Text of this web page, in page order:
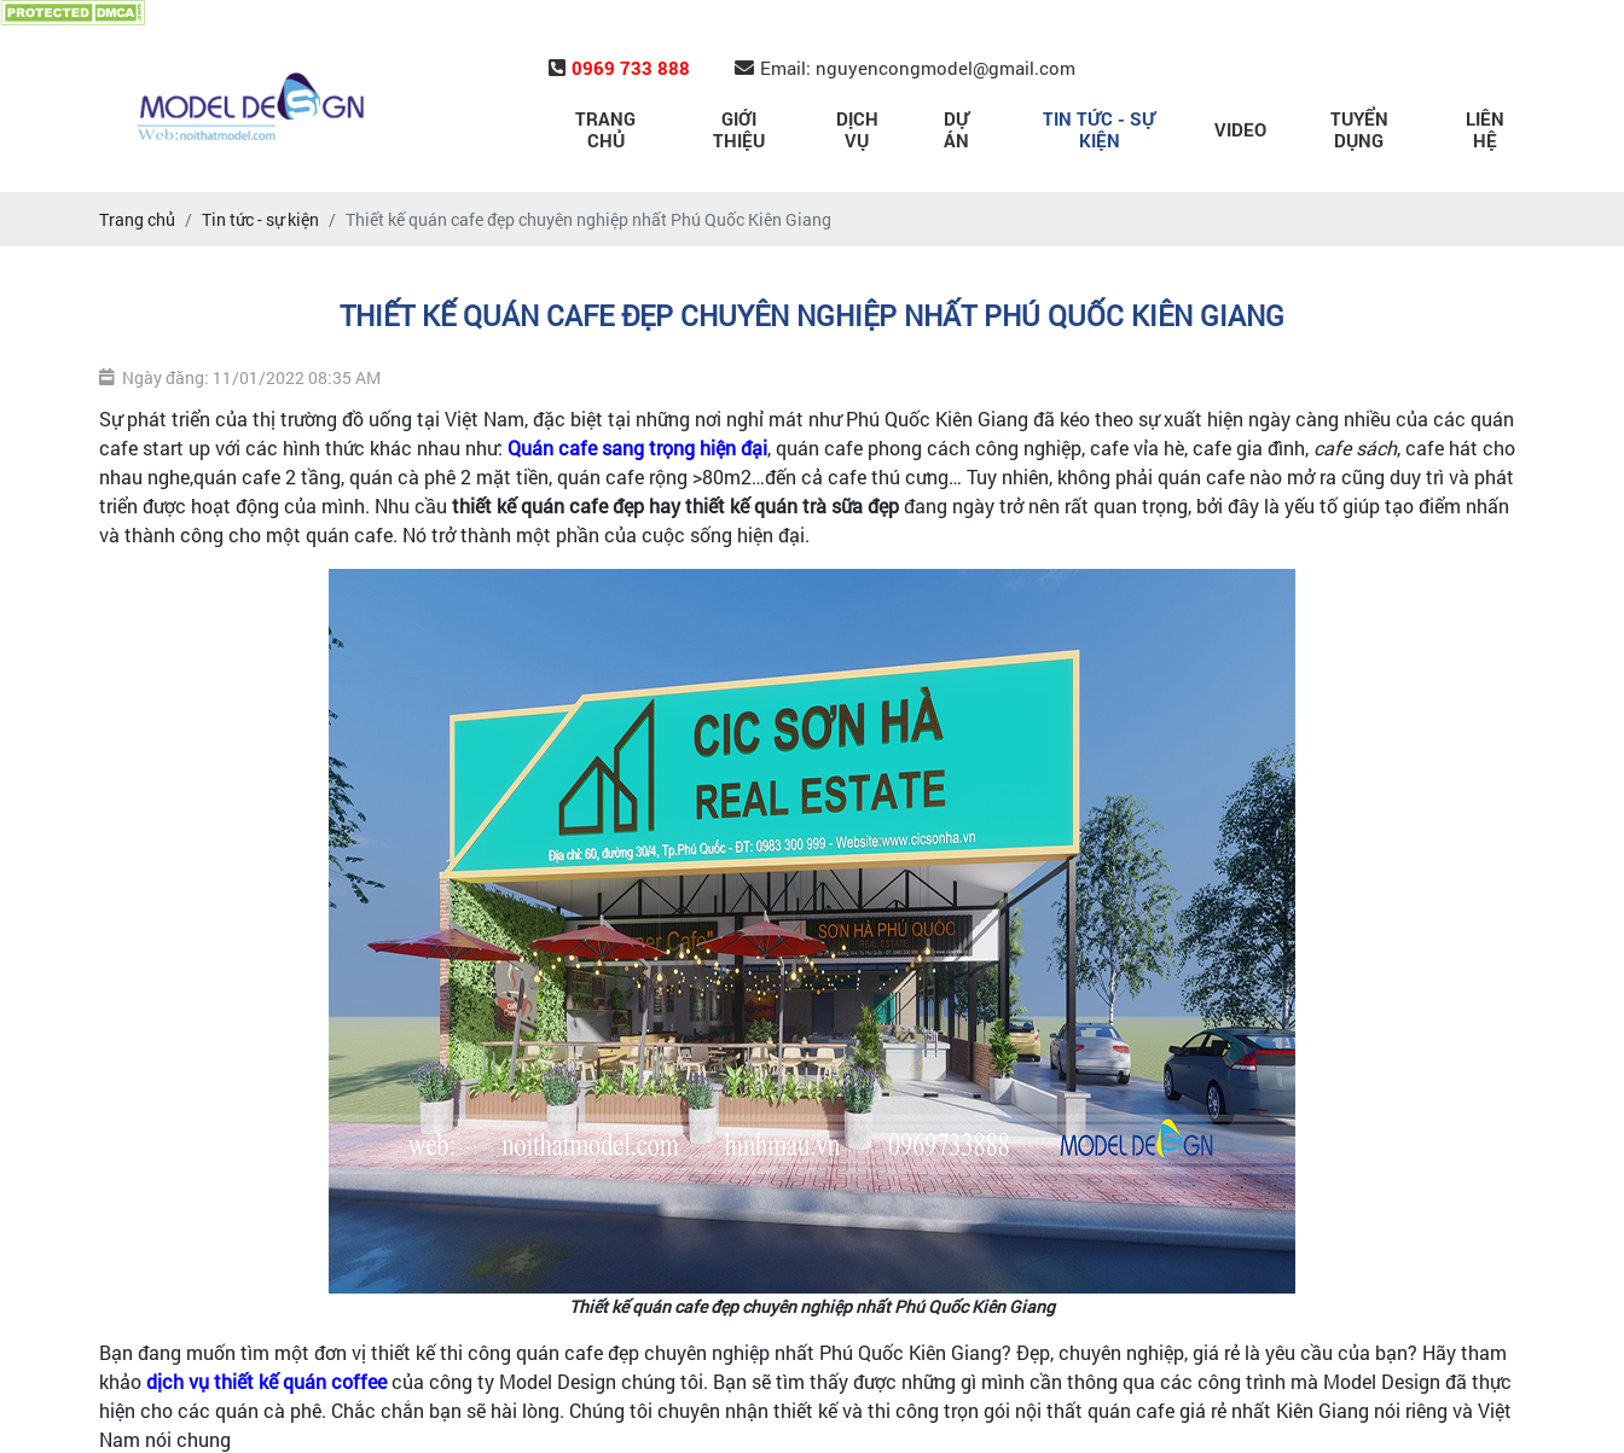
0969 733 888 Email: nguyencongmodel@gmail.com
TRANG
CHỦ
GIỚI
THIỆU
DỊCH
VỤ
DỰ
ÁN
TIN TỨC - SỰ
KIỆN
VIDEO
TUYỂN
DỤNG
LIÊN
HỆ
Trang chủ Tin tức - sự kiện Thiết kế quán cafe đẹp chuyên nghiệp nhất Phú Quốc Kiên Giang
THIẾT KẾ QUÁN CAFE ĐẸP CHUYÊN NGHIỆP NHẤT PHÚ QUỐC KIÊN GIANG
Ngày đăng: 11/01/2022 08:35 AM
Sự phát triển của thị trường đồ uống tại Việt Nam, đặc biệt tại những nơi nghỉ mát như Phú Quốc Kiên Giang đã kéo theo sự xuất hiện ngày càng nhiều của các quán
cafe start up với các hình thức khác nhau như: Quán cafe sang trọng hiện đại, quán cafe phong cách công nghiệp, cafe vỉa hè, cafe gia đình, cafe sách, cafe hát cho
nhau nghe,quán cafe 2 tầng, quán cà phê 2 mặt tiền, quán cafe rộng >80m2…đến cả cafe thú cưng… Tuy nhiên, không phải quán cafe nào mở ra cũng duy trì và phát
triển được hoạt động của mình. Nhu cầu thiết kế quán cafe đẹp hay thiết kế quán trà sữa đẹpđang ngày trở nên rất quan trọng, bởi đây là yếu tố giúp tạo điểm nhấn
và thành công cho một quán cafe. Nó trở thành một phần của cuộc sống hiện đại.
Thiết kế quán cafe đẹp chuyên nghiệp nhất Phú Quốc Kiên Giang
Bạn đang muốn tìm một đơn vị thiết kế thi công quán cafe đẹp chuyên nghiệp nhất Phú Quốc Kiên Giang? Đẹp, chuyên nghiệp, giá rẻ là yêu cầu của bạn? Hãy tham
khảodịch vụ thiết kế quán coffeecủa công ty Model Design chúng tôi. Bạn sẽ tìm thấy được những gì mình cần thông qua các công trình mà Model Design đã thực
hiện cho các quán cà phê. Chắc chắn bạn sẽ hài lòng. Chúng tôi chuyên nhận thiết kế và thi công trọn gói nội thất quán cafe giá rẻ nhất Kiên Giang nói riêng và Việt
Nam nói chung